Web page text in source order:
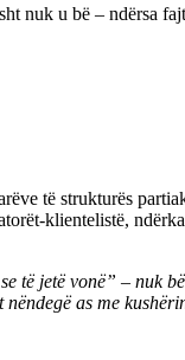
nuk u bë – ndërsa
të strukturës
klientelistë,
jetë vonë” – nuk
as me